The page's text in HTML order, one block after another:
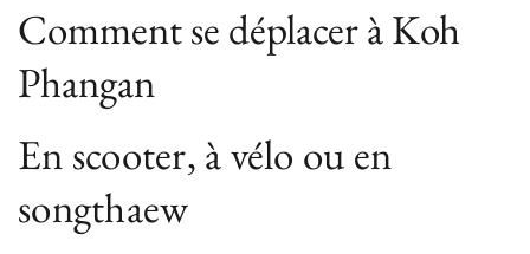
Comment se déplacer à Koh
Phangan
En scooter, à vélo ou en
songthaew